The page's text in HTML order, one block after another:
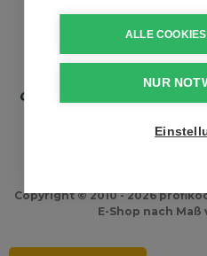
ALLE
NUR
Copyright © 2010 - 2026
E-Shop nach Maß